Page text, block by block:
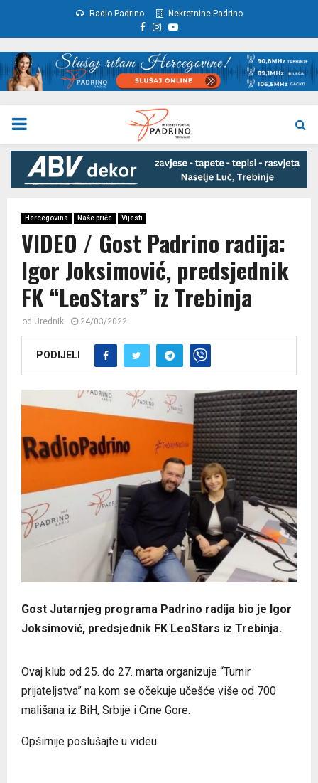
Radio Padrino Nekretnine Padrino
Facebook
Instagram
Youtube
PRIMARY
MENU
Hercegovina Naše priče Vijesti
VIDEO / Gost Padrino radija:
Igor Joksimović, predsjednik
FK “LeoStars” iz Trebinja
od Urednik 24/03/2022
PODIJELI
Gost Jutarnjeg programa Padrino radija bio je Igor
Joksimović, predsjednik FK LeoStars iz Trebinja.
Ovaj klub od 25. do 27. marta organizuje “Turnir
prijateljstva” na kom se očekuje učešće više od 700
mališana iz BiH, Srbije i Crne Gore.
Opširnije poslušajte u videu.